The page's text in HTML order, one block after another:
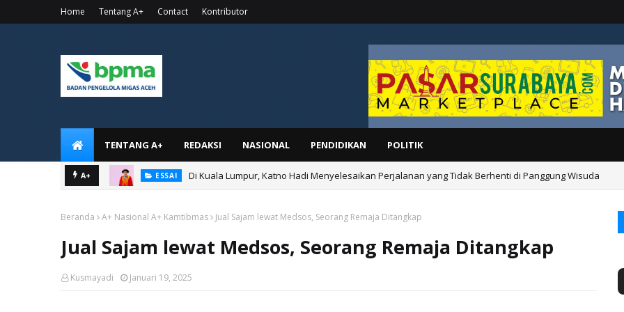
Home Tentang A+ Contact Kontributor
TENTANG A+ REDAKSI NASIONAL PENDIDIKAN POLITIK
A+ ESSAI Di Kuala Lumpur, Katno Hadi Menyelesaikan Perjalanan yang Tidak Berhenti di Panggung Wisuda
Beranda A+ Nasional A+ Kamtibmas Jual Sajam lewat Medsos, Seorang Remaja Ditangkap
Jual Sajam lewat Medsos, Seorang Remaja Ditangkap
Kusmayadi Januari 19, 2025